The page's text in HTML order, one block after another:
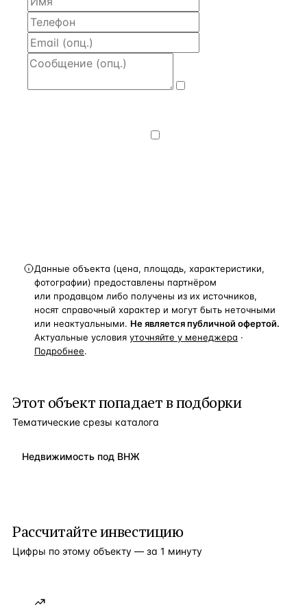
Данные объекта (цена, площадь, характеристики,
фотографии) предоставлены партнёром
или продавцом либо получены из их источников,
носят справочный характер и могут быть неточными
или неактуальными. Не является публичной офертой.
Актуальные условия уточняйте у менеджера ·
Подробнее.
Этот объект попадает в подборки
Тематические срезы каталога
Недвижимость под ВНЖ
Рассчитайте инвестицию
Цифры по этому объекту — за 1 минуту